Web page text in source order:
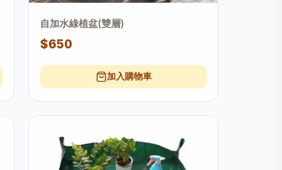
自加水綠植盆(雙層)
$650
加入購物車